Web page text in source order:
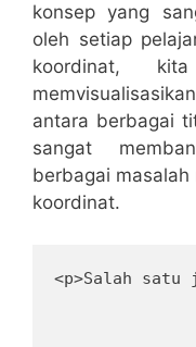
konsep yang
oleh setiap
koordinat,
antara berbagai
⁢sangat
berbagai ⁢masalah
koordinat.
<p>Salah